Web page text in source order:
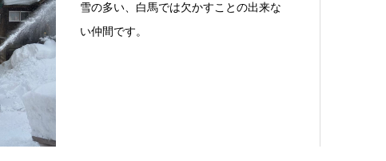
雪の多い、白馬では欠かすことの出来な
い仲間です。